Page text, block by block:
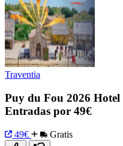
Traventia
Puy du Fou 2026
Entradas por 49€
49€ Gratis